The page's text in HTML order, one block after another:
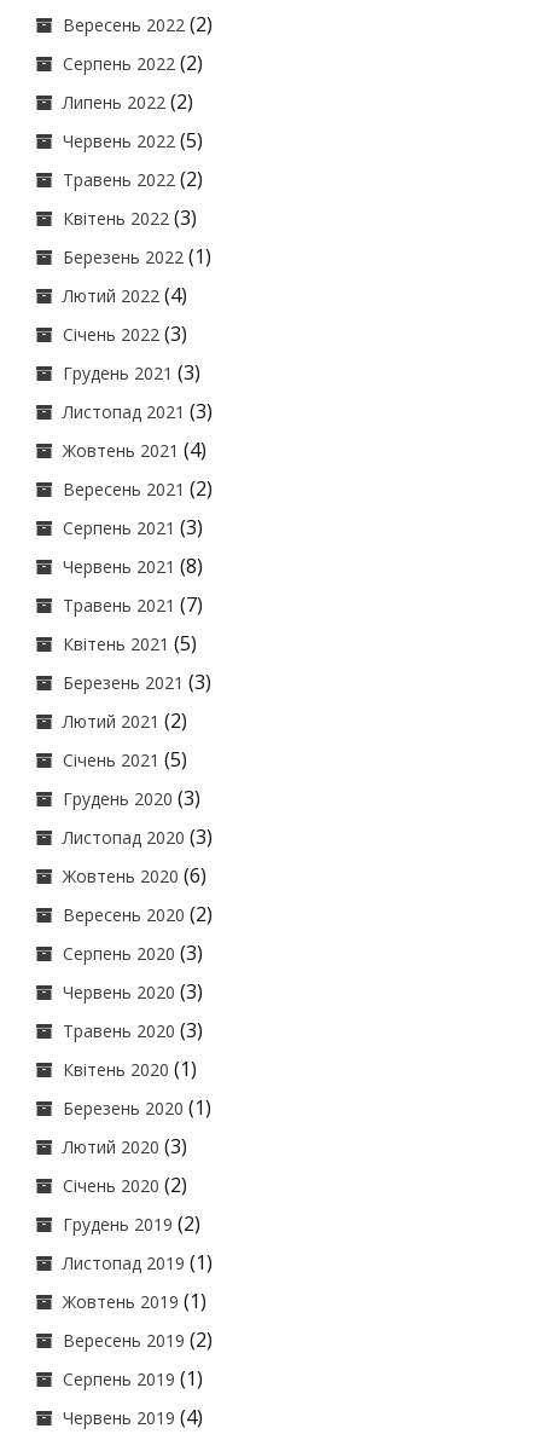
Вересень 2022 (2)
Серпень 2022 (2)
Липень 2022 (2)
Червень 2022 (5)
Травень 2022 (2)
Квітень 2022 (3)
Березень 2022 (1)
Лютий 2022 (4)
Січень 2022 (3)
Грудень 2021 (3)
Листопад 2021 (3)
Жовтень 2021 (4)
Вересень 2021 (2)
Серпень 2021 (3)
Червень 2021 (8)
Травень 2021 (7)
Квітень 2021 (5)
Березень 2021 (3)
Лютий 2021 (2)
Січень 2021 (5)
Грудень 2020 (3)
Листопад 2020 (3)
Жовтень 2020 (6)
Вересень 2020 (2)
Серпень 2020 (3)
Червень 2020 (3)
Травень 2020 (3)
Квітень 2020 (1)
Березень 2020 (1)
Лютий 2020 (3)
Січень 2020 (2)
Грудень 2019 (2)
Листопад 2019 (1)
Жовтень 2019 (1)
Вересень 2019 (2)
Серпень 2019 (1)
Червень 2019 (4)